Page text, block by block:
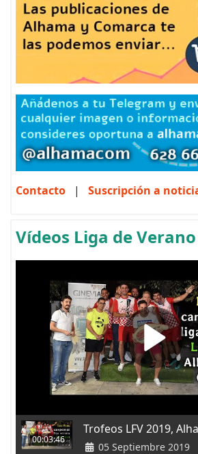
Contacto | Suscripción a
Vídeos Liga de Verano
00:03:46
Trofeos LFV 2019,
05 Septiembre 2019